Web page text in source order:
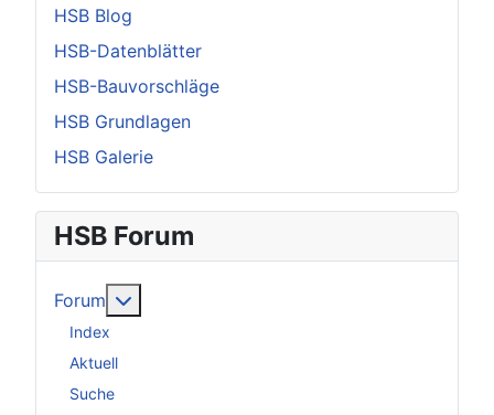
HSB Blog
HSB-Datenblätter
HSB-Bauvorschläge
HSB Grundlagen
HSB Galerie
HSB Forum
Forum
Index
Aktuell
Suche